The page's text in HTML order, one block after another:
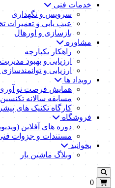
خدمات فنی
سرویس و نگهداری
عیب یابی و تعمیرات
بازسازی و اورهال
مشاوره
راهکار یکپارچه
ارزیابی و بهبود
ارزیابی و
رویداد ها
همایش فرصت نو
مسابقه سالانه
کارگاه تکنیک‌ های
فروشگاه
دوره های آفلاین
مستندات و جزوات
بخوانید
وبلاگ ماشین یار
0